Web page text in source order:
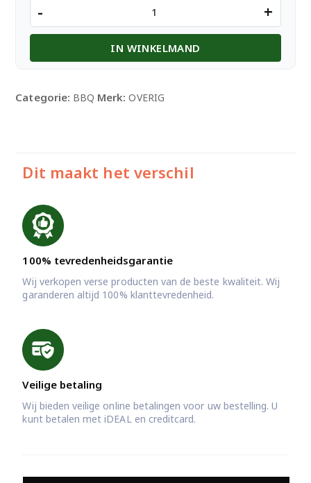
aantal
- +
IN WINKELMAND
Categorie: BBQ Merk:OVERIG
Dit maakt het verschil
100% tevredenheidsgarantie
Wij verkopen verse producten van de beste kwaliteit. Wij
garanderen altijd 100% klanttevredenheid.
Veilige betaling
Wij bieden veilige online betalingen voor uw bestelling. U
kunt betalen met iDEAL en creditcard.